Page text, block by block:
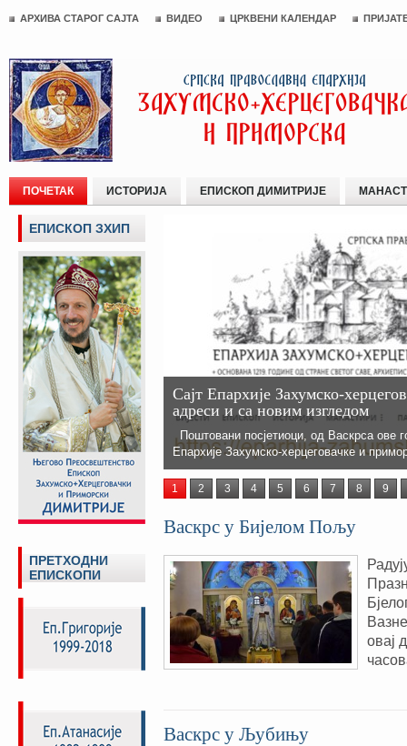
АРХИВА СТАРОГ САЈТА ВИДЕО ЦРКВЕНИ КАЛЕНДАР
ПОЧЕТАК ИСТОРИЈА ЕПИСКОП ДИМИТРИЈЕ
Сајт Епархије Захумско-
адреси и са новим изгледом
Поштовани посјетиоци, од Васкрса ове
Епархије Захумско-херцеговачке и
1 2 3 4 5 6 7 8 9
Васкрс у Бијелом Пољу
овај
Васкрс у Љубињу
ЕПИСКОП ЗХИП
ПРЕТХОДНИ
ЕПИСКОПИ